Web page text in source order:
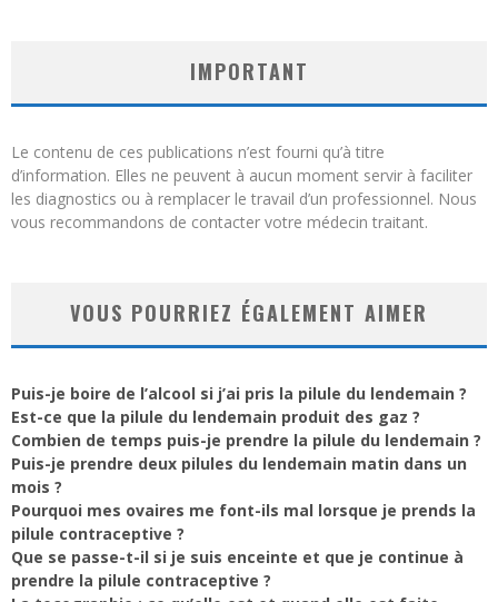
IMPORTANT
Le contenu de ces publications n’est fourni qu’à titre
d’information. Elles ne peuvent à aucun moment servir à faciliter
les diagnostics ou à remplacer le travail d’un professionnel. Nous
vous recommandons de contacter votre médecin traitant.
VOUS POURRIEZ ÉGALEMENT AIMER
Puis-je boire de l’alcool si j’ai pris la pilule du lendemain ?
Est-ce que la pilule du lendemain produit des gaz ?
Combien de temps puis-je prendre la pilule du lendemain ?
Puis-je prendre deux pilules du lendemain matin dans un
mois ?
Pourquoi mes ovaires me font-ils mal lorsque je prends la
pilule contraceptive ?
Que se passe-t-il si je suis enceinte et que je continue à
prendre la pilule contraceptive ?